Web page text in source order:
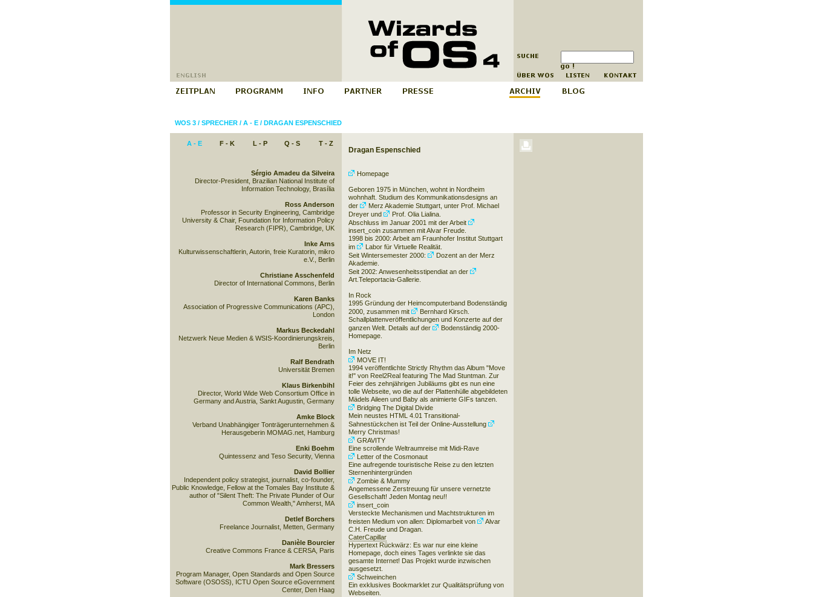
WOS 3/ SPRECHER/ A - E/ DRAGAN ESPENSCHIED
A - E F - K L - P Q - S T - Z
Dragan Espenschied
Homepage
Geboren 1975 in München, wohnt in Nordheim
wohnhaft. Studium des Kommunikationsdesigns an
der
Merz Akademie Stuttgart, unter Prof. Michael
Dreyer und
Prof. Olia Lialina.
Abschluss im Januar 2001 mit der Arbeit
insert_coinzusammen mit Alvar Freude.
1998 bis 2000: Arbeit am Fraunhofer Institut Stuttgart
im
Labor für Virtuelle Realität.
Seit Wintersemester 2000:
Dozent an der Merz
Akademie.
Seit 2002: Anwesenheitsstipendiat an der
Art.Teleportacia-Gallerie.
In Rock
1995 Gründung der Heimcomputerband Bodenständig
2000, zusammen mit
Bernhard Kirsch.
Schallplattenveröffentlichungen und Konzerte auf der
ganzen Welt. Details auf der
Bodenständig 2000-
Homepage.
Im Netz
MOVE IT!
1994 veröffentlichte Strictly Rhythm das Album "Move
it!" von Reel2Real featuring The Mad Stuntman. Zur
Feier des zehnjährigen Jubiläums gibt es nun eine
tolle Webseite, wo die auf der Plattenhülle abgebildeten
Mädels Aileen und Baby als animierte GIFs tanzen.
Bridging The Digital Divide
Mein neustes HTML 4.01 Transitional-
Sahnestückchen ist Teil der Online-Ausstellung
Merry Christmas!
GRAVITY
Eine scrollende Weltraumreise mit Midi-Rave
Letter of the Cosmonaut
Eine aufregende touristische Reise zu den letzten
Sternenhintergründen
Zombie & Mummy
Angemessene Zerstreuung für unsere vernetzte
Gesellschaft! Jeden Montag neu!!
insert_coin
Versteckte Mechanismen und Machtstrukturen im
freisten Medium von allen: Diplomarbeit von
Alvar
C.H. Freudeund Dragan.
CaterCapillar
Hypertext Rückwärz: Es war nur eine kleine
Homepage, doch eines Tages verlinkte sie das
gesamte Internet! Das Projekt wurde inzwischen
ausgesetzt.
Schweinchen
Ein exklusives Bookmarklet zur Qualitätsprüfung von
Webseiten.
Sérgio Amadeu da Silveira
Director-President, Brazilian National Institute of
Information Technology, Brasília
Ross Anderson
Professor in Security Engineering, Cambridge
University & Chair, Foundation for Information Policy
Research (FIPR), Cambridge, UK
Inke Arns
Kulturwissenschaftlerin, Autorin, freie Kuratorin, mikro
e.V., Berlin
Christiane Asschenfeld
Director of International Commons, Berlin
Karen Banks
Association of Progressive Communications (APC),
London
Markus Beckedahl
Netzwerk Neue Medien & WSIS-Koordinierungskreis,
Berlin
Ralf Bendrath
Universität Bremen
Klaus Birkenbihl
Director, World Wide Web Consortium Office in
Germany and Austria, Sankt Augustin, Germany
Amke Block
Verband Unabhängiger Tonträgerunternehmen &
Herausgeberin MOMAG.net, Hamburg
Enki Boehm
Quintessenz and Teso Security, Vienna
David Bollier
Independent policy strategist, journalist, co-founder,
Public Knowledge, Fellow at the Tomales Bay Institute &
author of "Silent Theft: The Private Plunder of Our
Common Wealth," Amherst, MA
Detlef Borchers
Freelance Journalist, Metten, Germany
Danièle Bourcier
Creative Commons France & CERSA, Paris
Mark Bressers
Program Manager, Open Standards and Open Source
Software (OSOSS), ICTU Open Source eGovernment
Center, Den Haag